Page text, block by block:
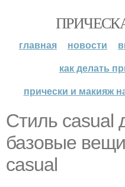
главная новости
как делать
прически и макияж
Стиль casual
базовые
casual